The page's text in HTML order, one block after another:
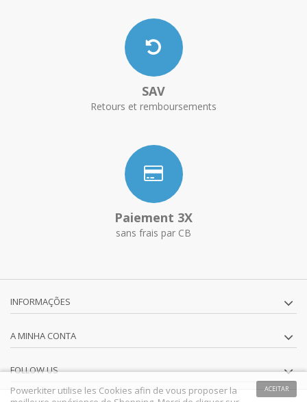
SAV
Retours et remboursements
Paiement 3X
sans frais par CB
INFORMAÇÕES
A MINHA CONTA
FOLLOW US
ACEITAR
Powerkiter utilise les Cookies afin de vous proposer la